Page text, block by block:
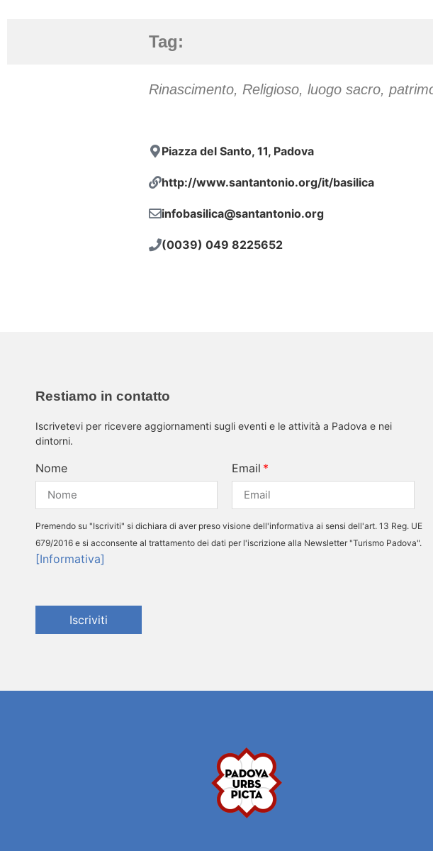
Tag:
Rinascimento, Religioso, luogo sacro,
Piazza del Santo, 11, Padova
http://www.santantonio.org/it/basilica
infobasilica@santantonio.org
(0039) 049 8225652
Restiamo in contatto
Iscrivetevi per ricevere aggiornamenti sugli eventi e le attività a Padova e nei
dintorni.
Nome Email
Premendo su "Iscriviti" si dichiara di aver preso visione dell'informativa ai sensi dell'art. 13 Reg. UE
679/2016 e si acconsente al trattamento dei dati per l'iscrizione alla Newsletter "Turismo Padova".
[Informativa]
Iscriviti